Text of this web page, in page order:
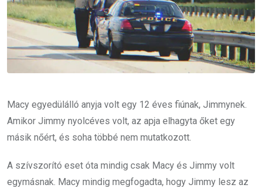
Macy egyedülálló anyja volt egy 12 éves fiúnak, Jimmynek.
Amikor Jimmy nyolcéves volt, az apja elhagyta őket egy
másik nőért, és soha többé nem mutatkozott.
A szívszorító eset óta mindig csak Macy és Jimmy volt
egymásnak. Macy mindig megfogadta, hogy Jimmy lesz az